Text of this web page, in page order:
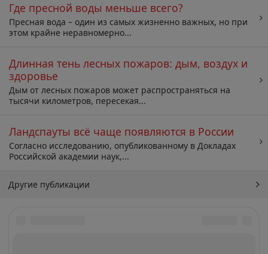
Где пресной воды меньше всего?
Пресная вода – один из самых жизненно важных, но при
этом крайне неравномерно...
Длинная тень лесных пожаров: дым, воздух и
здоровье
Дым от лесных пожаров может распространяться на
тысячи километров, пересекая...
Ландспауты всё чаще появляются в России
Согласно исследованию, опубликованному в Докладах
Российской академии наук,...
Другие публикации